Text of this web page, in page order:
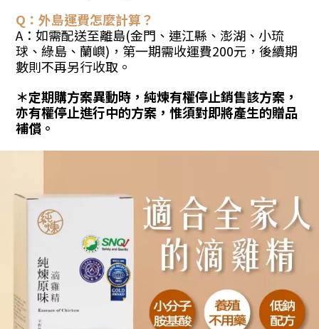
Q：外島運費怎麼計算？
A：如需配送至離島(金門、連江縣、澎湖、小琉
球、綠島、蘭嶼)，第一期需收運費200元，後續期
數則不再另行收取。
＊定期購方案異動時，純煉有權停止銷售該方案，
亦有權停止進行中的方案，惟須對即將產生的贈品
補償。